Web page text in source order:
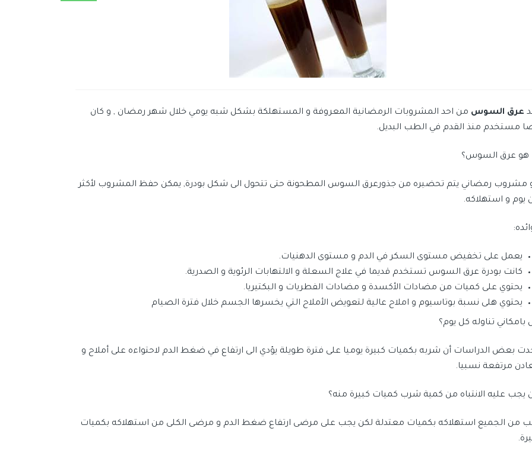
عرق السوس من احد المشروبات الرمضانية المعروفة و المستهلكة بشكل شبه يومي خلال شهر رمضان , و كان
مستخدم منذ القدم في الطب البديل.
هو عرق السوس؟
مشروب رمضاني يتم تحضيره من جذورعرق السوس المطحونة حتى تتحول الى شكل بودرة, يمكن حفظ المشروب لأكثر
يوم و استهلاكه.
يعمل على تخفيض مستوى السكر في الدم و مستوى الدهنيات.
كانت بودرة عرق السوس تستخدم قديما في علاج السعلة و الالتهابات الرئوية و الصدرية.
يحتوي على كميات من مضادات الأكسدة و مضادات الفطريات و البكتيريا.
يحتوي هلى نسبة بوتاسيوم و املاح عالية لتعويض الأملاح التي يخسرها الجسم خلال فترة الصيام
بامكاني تناوله كل يوم؟
بعض الدراسات أن شربه بكميات كبيرة يوميا على فترة طويلة يؤدي الى ارتفاع في ضغط الدم لاحتواءه على أملاح و
مرتفعة نسبيا.
يجب عليه الانتباه من كمية شرب كميات كبيرة منه؟
من الجميع استهلاكه بكميات معتدلة لكن يجب على مرضى ارتفاع ضغط الدم و مرضى الكلى من استهلاكه بكميات